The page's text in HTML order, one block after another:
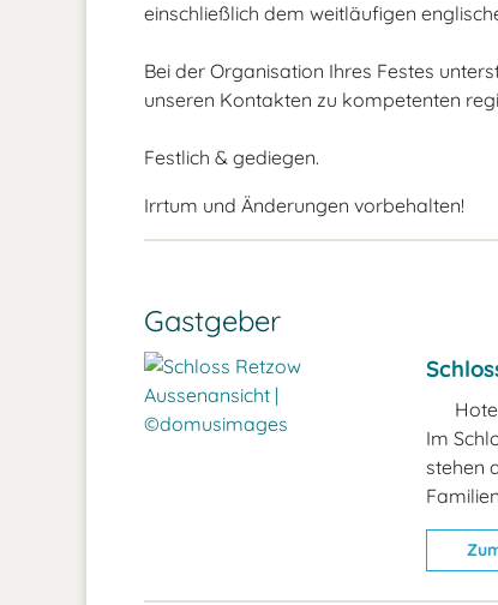
einschließlich dem weitläufigen
Bei der Organisation Ihres Festes
unseren Kontakten zu kompetenten
Festlich & gediegen.
Irrtum und Änderungen vorbehalten!
Gastgeber
Im
stehen